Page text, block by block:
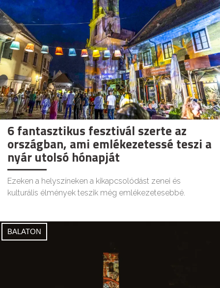
6 fantasztikus fesztivál szerte az
országban, ami emlékezetessé teszi a
nyár utolsó hónapját
Ezeken a helyszíneken a kikapcsolódást zenei és
kulturális élmények teszik még emlékezetesebbé.
BALATON